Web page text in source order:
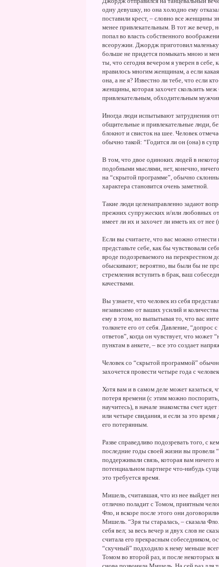
одну девушку, но она холодно ему
поставили крест, – словно все женщины
менее привлекательным. В тот же
попал во власть собственного
всеоружии. Джордж приготовил
больше не придется помыкать мною и
ты, что сегодня вечером я уверен в себе,
нравилось многим женщинам, а если
она, а не я? Известно ли тебе, что если
женщины, которая захочет скользить меж
привлекательным, обходительным
Иногда люди испытывают затруднения
общительные и привлекательные люди,
блокнот и свисток на шее. Человек
обычно такой: “Годится ли он (она) в
В том, что двое одиноких людей в
подобными мыслями, нет, конечно,
на “скрытой программе”, обычно
характера становится очень заметной.
Такие люди целенаправленно задают
прежних супружеских и/или любовных
имеет ли их и захочет ли иметь их от нее
Если вы считаете, что вас можно
представьте себе, как бы чувствовали
вроде подозреваемого на перекрестном
обыскивают; вероятно, вы были бы не
стремления вступить в брак, ваш
качествами.
Вы узнаете, что человек из себя
независимо от ваших усилий и
ему в этом, но выпытывая то, что вас
толкнете его от себя. Давление, “допрос
ответов”, когда он чувствует, что может
пунктам в анкете, – все это создает
Человек со “скрытой программой”
захочется провести четыре года с
Хотя вам и в самом деле может казаться,
потеря времени (с этим можно
научитесь), в начале знакомства счет
или четыре свидания, и если за это
его потерянным.
Разве справедливо подозревать того, с
последние годы своей жизни вы провели
поддерживали связь, которая вам
потенциальном партнере что-нибудь
это требуется время.
Мишель, считавшая, что из нее выйдет
отлично поладит с Томом, приятным
Фло, и вскоре после этого они
Мишель. “Зря ты старалась, – сказала
себя вел; за весь вечер и двух слов не
считала его прекрасным собеседником,
“скучный” подходило к нему меньше
Томом во второй раз, и после некоторых